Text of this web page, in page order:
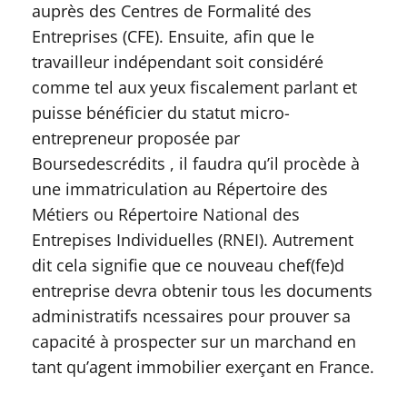
auprès des Centres de Formalité des
Entreprises (CFE). Ensuite, afin que le
travailleur indépendant soit considéré
comme tel aux yeux fiscalement parlant et
puisse bénéficier du statut micro-
entrepreneur proposée par
Boursedescrédits , il faudra qu’il procède à
une immatriculation au Répertoire des
Métiers ou Répertoire National des
Entrepises Individuelles (RNEI). Autrement
dit cela signifie que ce nouveau chef(fe)d
entreprise devra obtenir tous les documents
administratifs ncessaires pour prouver sa
capacité à prospecter sur un marchand en
tant qu’agent immobilier exerçant en France.